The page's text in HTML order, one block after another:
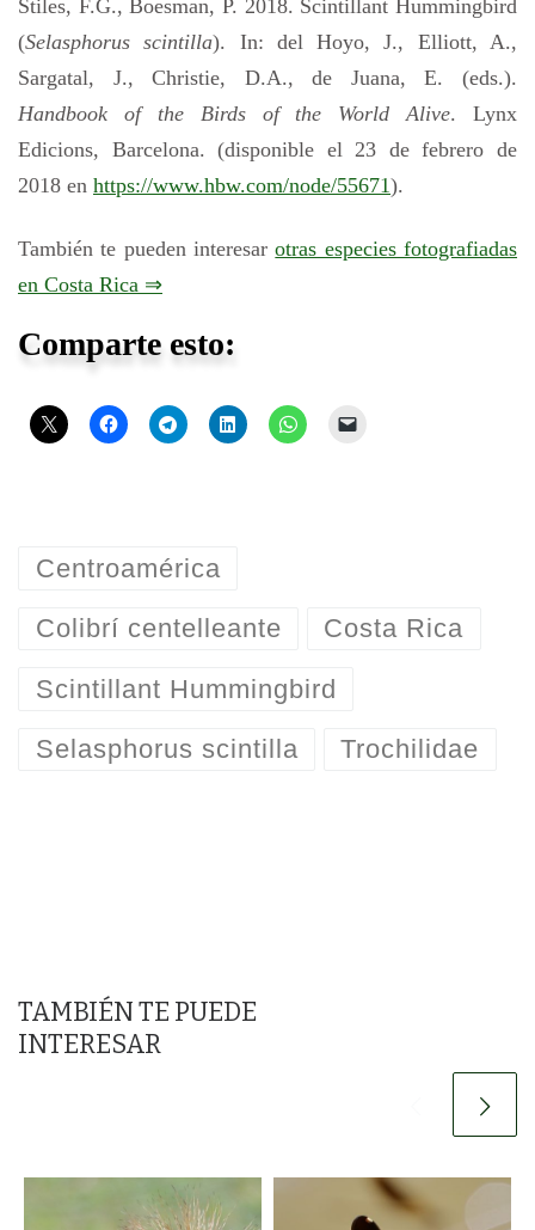
Stiles, F.G., Boesman, P. 2018. Scintillant Hummingbird
(Selasphorus scintilla). In: del Hoyo, J., Elliott, A.,
Sargatal, J., Christie, D.A., de Juana, E. (eds.).
Handbook of the Birds of the World Alive. Lynx
Edicions, Barcelona. (disponible el 23 de febrero de
2018 en https://www.hbw.com/node/55671).
También te pueden interesarotras especies fotografiadas
en Costa Rica ⇒
Comparte esto:
Centroamérica
Colibrí centelleante Costa Rica
Scintillant Hummingbird
Selasphorus scintilla Trochilidae
TAMBIÉN TE PUEDE
INTERESAR